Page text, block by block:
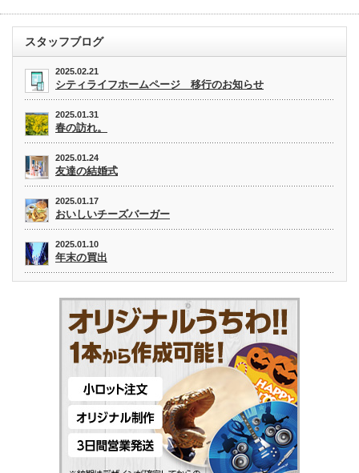
スタッフブログ
2025.02.21
シティライフホームページ 移行のお知らせ
2025.01.31
春の訪れ。
2025.01.24
友達の結婚式
2025.01.17
おいしいチーズバーガー
2025.01.10
年末の買出